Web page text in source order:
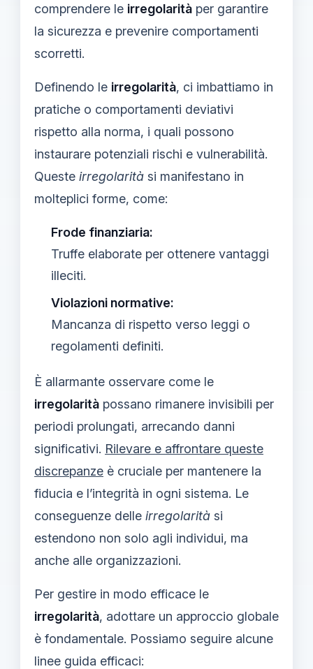
comprendere le irregolarità per garantire
la sicurezza e prevenire comportamenti
scorretti.
Definendo le irregolarità, ci imbattiamo in
pratiche o comportamenti deviativi
rispetto alla norma, i quali possono
instaurare potenziali rischi e vulnerabilità.
Queste irregolarità si manifestano in
molteplici forme, come:
Frode finanziaria:
Truffe elaborate per ottenere vantaggi
illeciti.
Violazioni normative:
Mancanza di rispetto verso leggi o
regolamenti definiti.
È allarmante osservare come le
irregolarità possano rimanere invisibili per
periodi prolungati, arrecando danni
significativi. Rilevare e affrontare queste
discrepanze è cruciale per mantenere la
fiducia e l’integrità in ogni sistema. Le
conseguenze delle irregolarità si
estendono non solo agli individui, ma
anche alle organizzazioni.
Per gestire in modo efficace le
irregolarità, adottare un approccio globale
è fondamentale. Possiamo seguire alcune
linee guida efficaci: